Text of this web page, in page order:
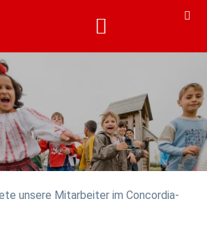
unsere Mitarbeiter im Concordia-